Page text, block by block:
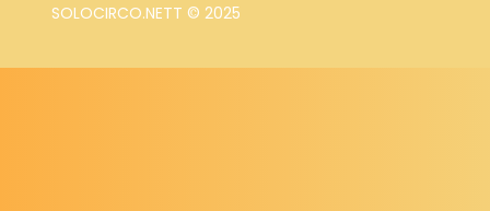
SOLOCIRCO.NETT © 2025